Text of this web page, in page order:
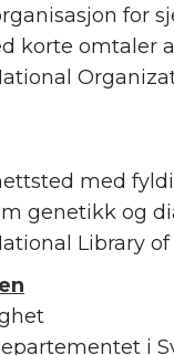
for
korte omtaler
med
genetikk og
Library
i